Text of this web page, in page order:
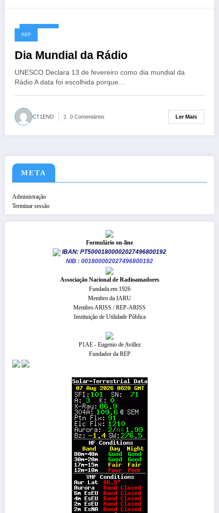
13/02/2023
REP
Dia Mundial da Rádio
UNESCO Declara 13 de fevereiro como dia mundial da
Rádio A data foi escolhida porque…
CT1END 0 Comentários Ler Mais
META
Administração
Terminar sessão
Formulário on-line
IBAN: PT50001800002027496800192
NIB : 001800002027496800192
​Associação Nacional de Radioamadores
Fundada em 1926
Membro da IARU
Membro ARISS / REP-ARISS
Instituição de Utilidade Pública
P1AE - Eugenio de Avillez
Fundador da REP